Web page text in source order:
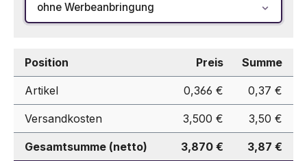
ohne Werbeanbringung
Position Preis Summe
Artikel 0,366 € 0,37 €
Versandkosten 3,500 € 3,50 €
Gesamtsumme (netto) 3,870 € 3,87 €